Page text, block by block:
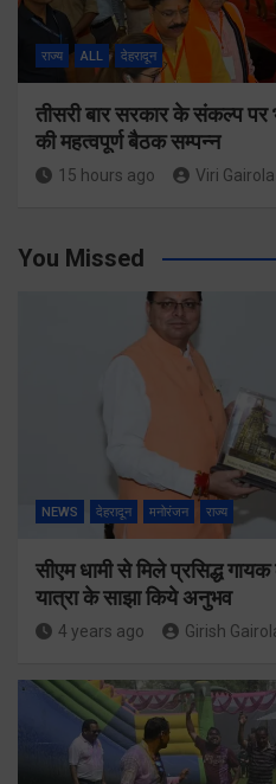
राज्य ALL देहरादून
तीसरी बार सरकार के संकल्प पर
की महत्वपूर्ण बैठक सम्पन्न
15 hours ago Viri Gairola
You Missed
NEWS देहरादून मनोरंजन राज्य
सीएम धामी से मिले प्रसिद्ध
यात्रा के साझा किये अनुभव
4 years ago Girish